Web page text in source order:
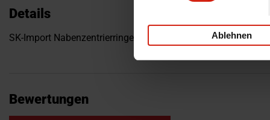
Ablehnen
Details
SK-Import Nabenzentrierringe 74.1 Aluminium
Bewertungen